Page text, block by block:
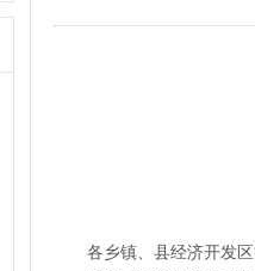
各乡镇、县经济开发